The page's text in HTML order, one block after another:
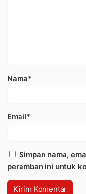
Nama*
Email*
Simpan nama,
peramban ini untuk